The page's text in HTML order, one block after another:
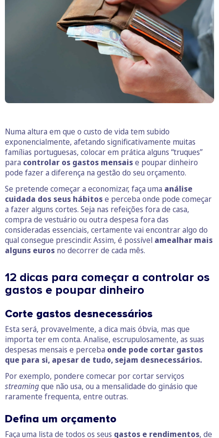
Numa altura em que o custo de vida tem subido
exponencialmente, afetando significativamente muitas
famílias portuguesas, colocar em prática alguns “truques”
para controlar os gastos mensaise poupar dinheiro
pode fazer a diferença na gestão do seu orçamento.
Se pretende começar a economizar, faça uma análise
cuidada dos seus hábitose perceba onde pode começar
a fazer alguns cortes. Seja nas refeições fora de casa,
compra de vestuário ou outra despesa fora das
consideradas essenciais, certamente vai encontrar algo do
qual consegue prescindir. Assim, é possível amealhar mais
alguns euros no decorrer de cada mês.
12 dicas para começar a controlar os
gastos e poupar dinheiro
Corte gastos desnecessários
Esta será, provavelmente, a dica mais óbvia, mas que
importa ter em conta. Analise, escrupulosamente, as suas
despesas mensais e perceba onde pode cortar gastos
que para si, apesar de tudo, sejam desnecessários.
Por exemplo, pondere comecar por cortar serviços
streamingque não usa, ou a mensalidade do ginásio que
raramente frequenta, entre outras.
Defina um orçamento
Faça uma lista de todos os seus gastos e rendimentos, de